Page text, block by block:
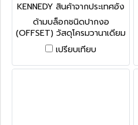
KENNEDY สินค้าจากประเทศอัง
กฤษ-1
ด้ามบล็อกชนิดปากงอ
(OFFSET) วัสดุโครมวานาเดียม
ความยาว 300 มม. Kennedy
Offset Fixed Handle, 3/4
เปรียบเทียบ